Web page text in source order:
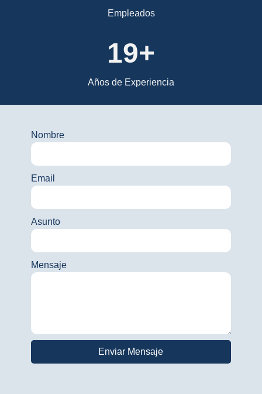
Empleados
24+
Años de Experiencia
Nombre
Email
Asunto
Mensaje
Enviar Mensaje